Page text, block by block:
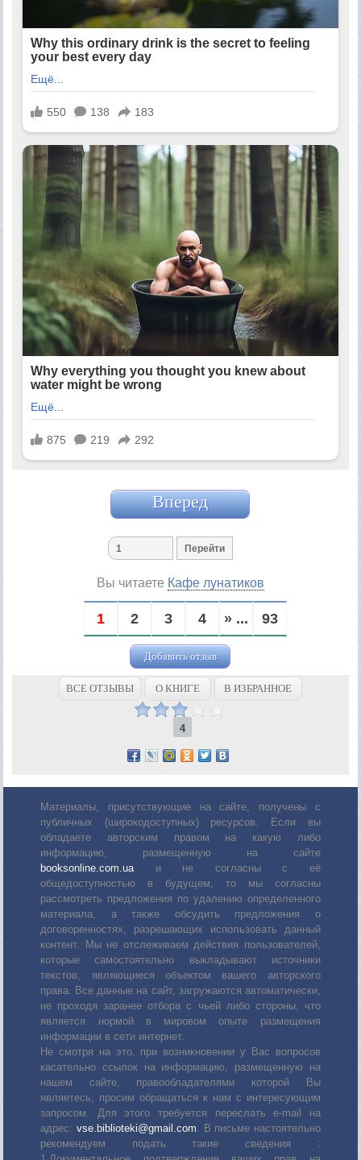
Вперед
Вы читаете Кафе лунатиков
1 2 3 4 » ... 93
Добавить отзыв
ВСЕ ОТЗЫВЫ О КНИГЕ В ИЗБРАННОЕ
4
Материалы, присутствующие на сайте, получены с
публичных (широкодоступных) ресурсов. Если вы
обладаете авторским правом на какую либо
информацию, размещенную на сайте
booksonline.com.uaи не согласны с её
общедоступностью в будущем, то мы согласны
рассмотреть предложения по удалению определенного
материала, а также обсудить предложения о
договоренностях, разрешающих использовать данный
контент. Мы не отслеживаем действия пользователей,
которые самостоятельно выкладывают источники
текстов, являющиеся объектом вашего авторского
права. Все данные на сайт, загружаются автоматически,
не проходя заранее отбора с чьей либо стороны, что
является нормой в мировом опыте размещения
информации в сети интернет.
Не смотря на это, при возникновении у Вас вопросов
касательно ссылок на информацию, размещенную на
нашем сайте, правообладателями которой Вы
являетесь, просим обращаться к нам с интересующим
запросом. Для этого требуется переслать е-mail на
адрес: vse.biblioteki@gmail.com. В письме настоятельно
рекомендуем подать такие сведения :